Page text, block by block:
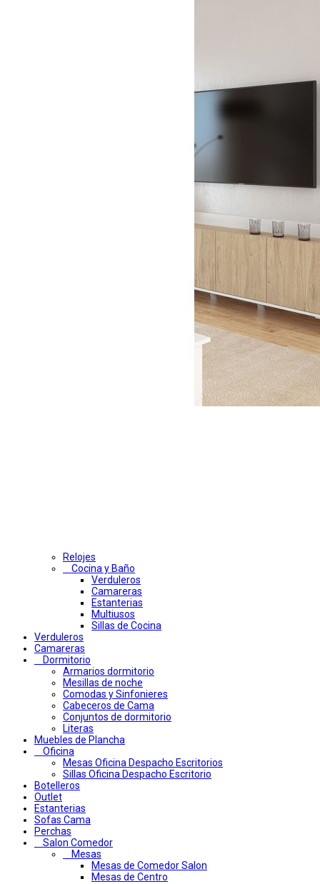
Relojes
Cocina y Baño
Verduleros
Camareras
Estanterias
Multiusos
Sillas de Cocina
Verduleros
Camareras
Dormitorio
Armarios dormitorio
Mesillas de noche
Comodas y Sinfonieres
Cabeceros de Cama
Conjuntos de dormitorio
Literas
Muebles de Plancha
Oficina
Mesas Oficina Despacho Escritorios
Sillas Oficina Despacho Escritorio
Botelleros
Outlet
Estanterias
Sofas Cama
Perchas
Salon Comedor
Mesas
Mesas de Comedor Salon
Mesas de Centro